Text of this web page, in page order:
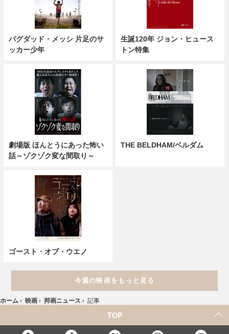
バグダッド・メッシ 片足のサ
ッカー少年
生誕120年 ジョン・ヒュース
トン特集
劇場版 ほんとうにあった怖い
話～ゾクゾク変な間取り～
THE BELDHAM/ベルダム
ゴースト・オブ・ウエノ
今週の映画をもっと見る
ホーム › 映画 › 邦画ニュース › 記事
TOP